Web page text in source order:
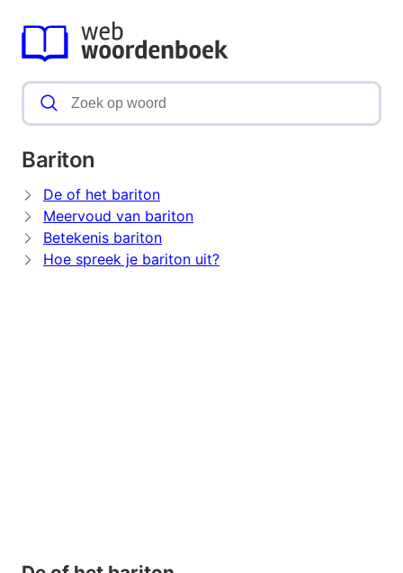
Bariton
De of het bariton
Meervoud van bariton
Betekenis bariton
Hoe spreek je bariton uit?